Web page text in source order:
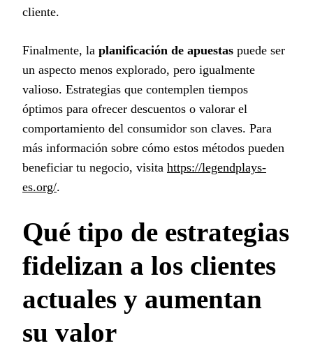
cliente.
Finalmente, la planificación de apuestas puede ser
un aspecto menos explorado, pero igualmente
valioso. Estrategias que contemplen tiempos
óptimos para ofrecer descuentos o valorar el
comportamiento del consumidor son claves. Para
más información sobre cómo estos métodos pueden
beneficiar tu negocio, visita https://legendplays-
es.org/.
Qué tipo de estrategias
fidelizan a los clientes
actuales y aumentan
su valor